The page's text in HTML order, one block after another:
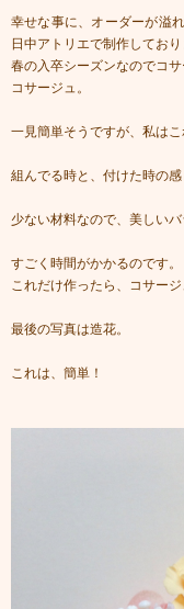
幸せな事に、オーダーが溢
日中アトリエで制作しており
春の入卒シーズンなのでコ
コサージュ。
一見簡単そうですが、私は
組んでる時と、付けた時の
少ない材料なので、美しい
すごく時間がかかるのです。
これだけ作ったら、コサー
最後の写真は造花。
これは、簡単！